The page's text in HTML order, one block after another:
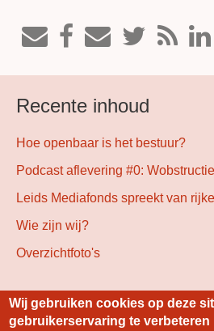
Recente inhoud
Hoe openbaar is het bestuur?
Podcast aflevering #0: Wobstructie
Leids Mediafonds spreekt van
Wie zijn wij?
Overzichtfoto's
Gebouwd metDrupal
Wij gebruiken cookies op deze
gebruikerservaring te verbeteren